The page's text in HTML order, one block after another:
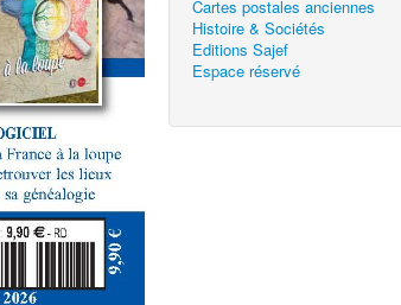
Cartes postales anciennes
Histoire & Sociétés
Editions Sajef
Espace réservé